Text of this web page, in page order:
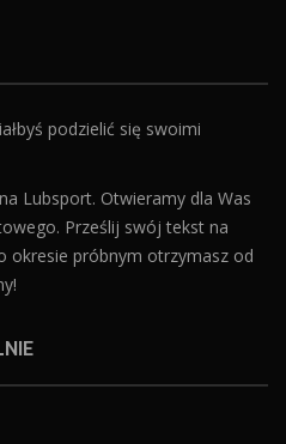
podzielić się swoimi
Lubsport. Otwieramy dla Was
Prześlij swój tekst na
okresie próbnym otrzymasz od